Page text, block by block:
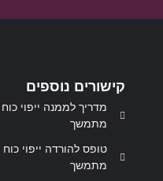
קישורים נוספים
מדריך לממנה ייפוי כוח
מתמשך
טופס להורדה ייפוי כוח
מתמשך